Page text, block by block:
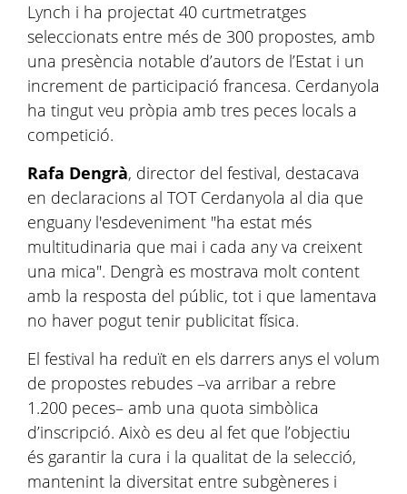
Lynch i ha projectat 40 curtmetratges
seleccionats entre més de 300 propostes, amb
una presència notable d’autors de l’Estat i un
increment de participació francesa. Cerdanyola
ha tingut veu pròpia amb tres peces locals a
competició.
Rafa Dengrà, director del festival, destacava
en declaracions al TOT Cerdanyola al dia que
enguany l'esdeveniment "ha estat més
multitudinaria que mai i cada any va creixent
una mica". Dengrà es mostrava molt content
amb la resposta del públic, tot i que lamentava
no haver pogut tenir publicitat física.
El festival ha reduït en els darrers anys el volum
de propostes rebudes –va arribar a rebre
1.200 peces– amb una quota simbòlica
d’inscripció. Això es deu al fet que l’objectiu
és garantir la cura i la qualitat de la selecció,
mantenint la diversitat entre subgèneres i